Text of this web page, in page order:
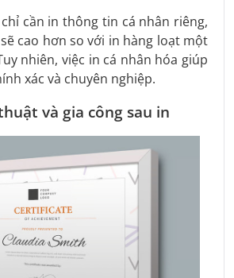
cần in thông tin cá nhân riêng,
cao hơn so với in hàng loạt một
nhiên, việc in cá nhân hóa giúp
xác và chuyên nghiệp.
và gia công sau in